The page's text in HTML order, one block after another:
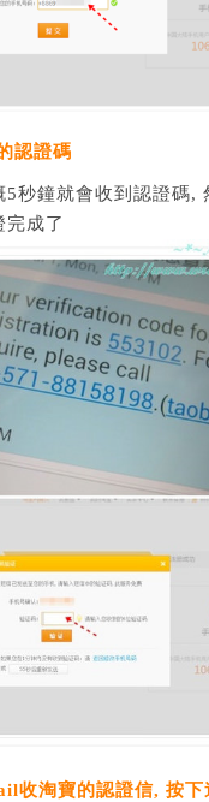
認證碼
秒鐘就會收到認證碼,
完成了
收淘寶的認證信, 按下